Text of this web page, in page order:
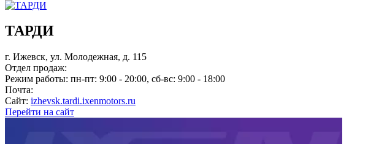
ТАРДИ
г. Ижевск, ул. Молодежная, д. 115
Отдел продаж:
Режим работы: пн-пт: 9:00 - 20:00, сб-вс: 9:00 - 18:00
Почта:
Сайт: izhevsk.tardi.ixenmotors.ru
Перейти на сайт